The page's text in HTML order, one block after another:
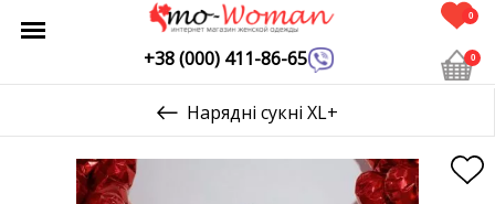
+38 (000) 411-86-65
0
0
Нарядні сукні XL+